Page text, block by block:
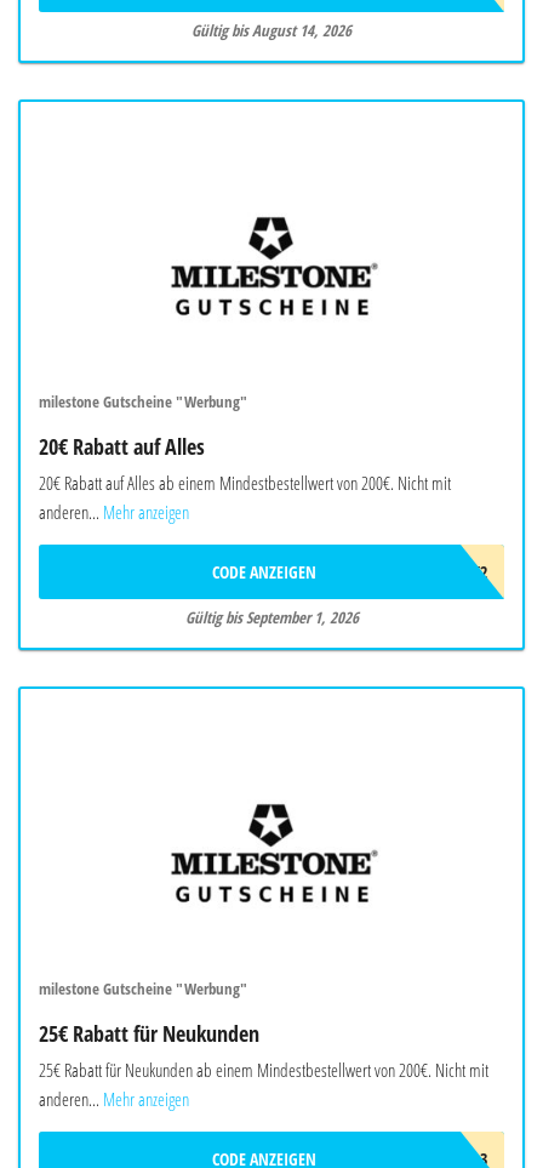
Gültig bis August 14, 2026
milestone Gutscheine "Werbung"
20€ Rabatt auf Alles
20€ Rabatt auf Alles ab einem Mindestbestellwert von 200€. Nicht mit
anderen... Mehr anzeigen
AWB3F2F2T4K2
CODE ANZEIGEN
Gültig bis September 1, 2026
milestone Gutscheine "Werbung"
25€ Rabatt für Neukunden
25€ Rabatt für Neukunden ab einem Mindestbestellwert von 200€. Nicht mit
anderen... Mehr anzeigen
AWN8R7U2H4L3
CODE ANZEIGEN